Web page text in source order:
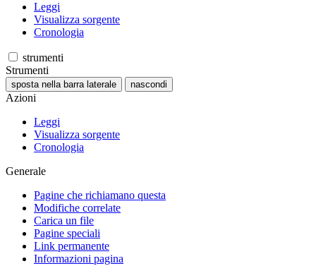
Leggi
Visualizza sorgente
Cronologia
strumenti
Strumenti
sposta nella barra laterale nascondi
Azioni
Leggi
Visualizza sorgente
Cronologia
Generale
Pagine che richiamano questa
Modifiche correlate
Carica un file
Pagine speciali
Link permanente
Informazioni pagina